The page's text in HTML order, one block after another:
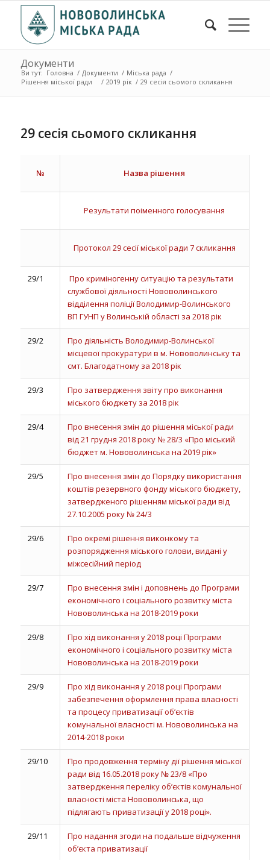
Документи
Ви тут: Головна / Документи / Міська рада /
Рішення міської ради
/ 2019 рік / 29 сесія сьомого скликання
29 сесія сьомого скликання
№ Назва рішення
Результати поіменного голосування
Протокол 29 сесії міської ради 7 скликання
29/1
Про криміногенну ситуацію та результати
службової діяльності Нововолинського
відділення поліції Володимир-Волинського
ВП ГУНП у Волинській області за 2018 рік
29/2
Про діяльність Володимир-Волинської
місцевої прокуратури в м. Нововолинську та
смт. Благодатному за 2018 рік
29/3
Про затвердження звіту про виконання
міського бюджету за 2018 рік
29/4
Про внесення змін до рішення міської ради
від 21 грудня 2018 року № 28/3 «Про міський
бюджет м. Нововолинська на 2019 рік»
29/5
Про внесення змін до Порядку використання
коштів резервного фонду міського бюджету,
затвердженого рішенням міської ради від
27.10.2005 року № 24/3
29/6
Про окремі рішення виконкому та
розпорядження міського голови, видані у
міжсесійний період
29/7
Про внесення змін і доповнень до Програми
економічного і соціального розвитку міста
Нововолинська на 2018-2019 роки
29/8
Про хід виконання у 2018 році Програми
економічного і соціального розвитку міста
Нововолинська на 2018-2019 роки
29/9
Про хід виконання у 2018 році Програми
забезпечення оформлення права власності
та процесу приватизації об’єктів
комунальної власності м. Нововолинська на
2014-2018 роки
29/10
Про продовження терміну дії рішення міської
ради від 16.05.2018 року № 23/8 «Про
затвердження переліку об’єктів комунальної
власності міста Нововолинська, що
підлягають приватизації у 2018 році».
29/11
Про надання згоди на подальше відчуження
об’єкта приватизації